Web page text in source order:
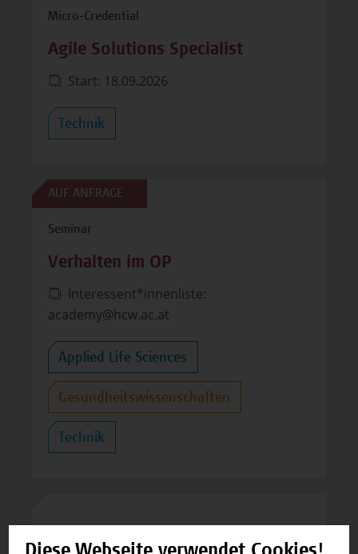
Micro-Credential
Agile Solutions Specialist
Start: 18.09.2026
Technik
Seminar
AUSGEBUCHT
AUF ANFRAGE
Verhalten im OP
Interessent*innenliste:
academy@hcw.ac.at
Applied Life Sciences
Gesundheitswissenschaften
Technik
Micro-Credential